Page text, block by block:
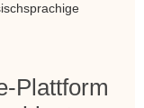
Plattform